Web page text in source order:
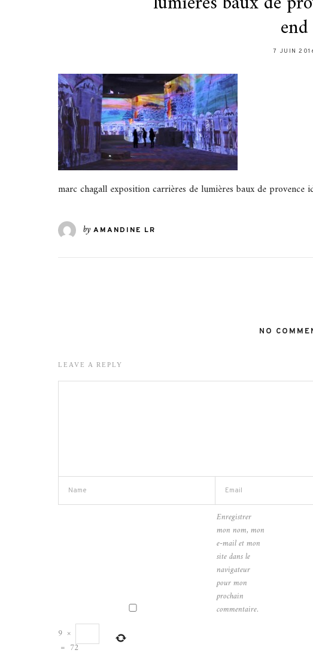
end
7 JUIN
marc chagall exposition carrières de lumières baux de provence
by AMANDINE LR
NO
LEAVE A REPLY
Enregistrer
mon nom, mon
e-mail et mon
site dans le
navigateur
pour mon
prochain
commentaire.
9 ×
= 72